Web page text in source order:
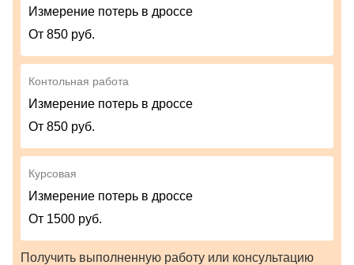
Измерение потерь в дроссе
От 850 руб.
Контольная работа
Измерение потерь в дроссе
От 850 руб.
Курсовая
Измерение потерь в дроссе
От 1500 руб.
Получить выполненную работу или консультацию